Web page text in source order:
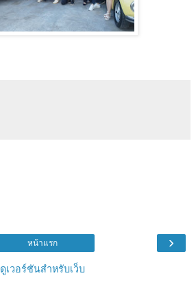
›
หน้าแรก
ดูเวอร์ชันสำหรับเว็บ